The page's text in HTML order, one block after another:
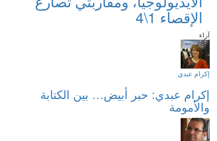
الإقصاء 1\4
آراء
إكرام عبدي
إكرام عبدي: حبر أبيض… بين الكتابة
والأمومة